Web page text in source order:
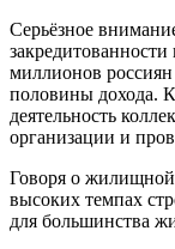
Серьёзное
миллионов
половины дохода.
деятельность
организации и
Говоря о жилищной
высоких темпах
для большинства